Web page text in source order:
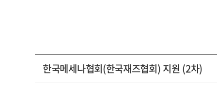
한국메세나협회(한국재즈협회) 지원 (2차)